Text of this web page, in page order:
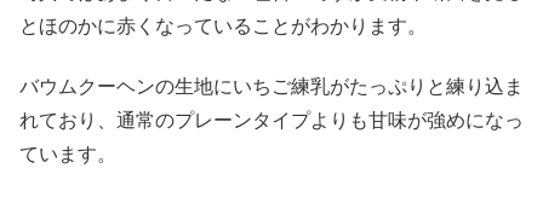
とほのかに赤くなっていることがわかります。
バウムクーヘンの生地にいちご練乳がたっぷりと練り込ま
れており、通常のプレーンタイプよりも甘味が強めになっ
ています。